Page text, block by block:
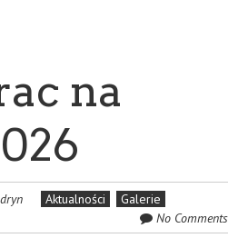
na
dryn Aktualności
Galerie
No Comments